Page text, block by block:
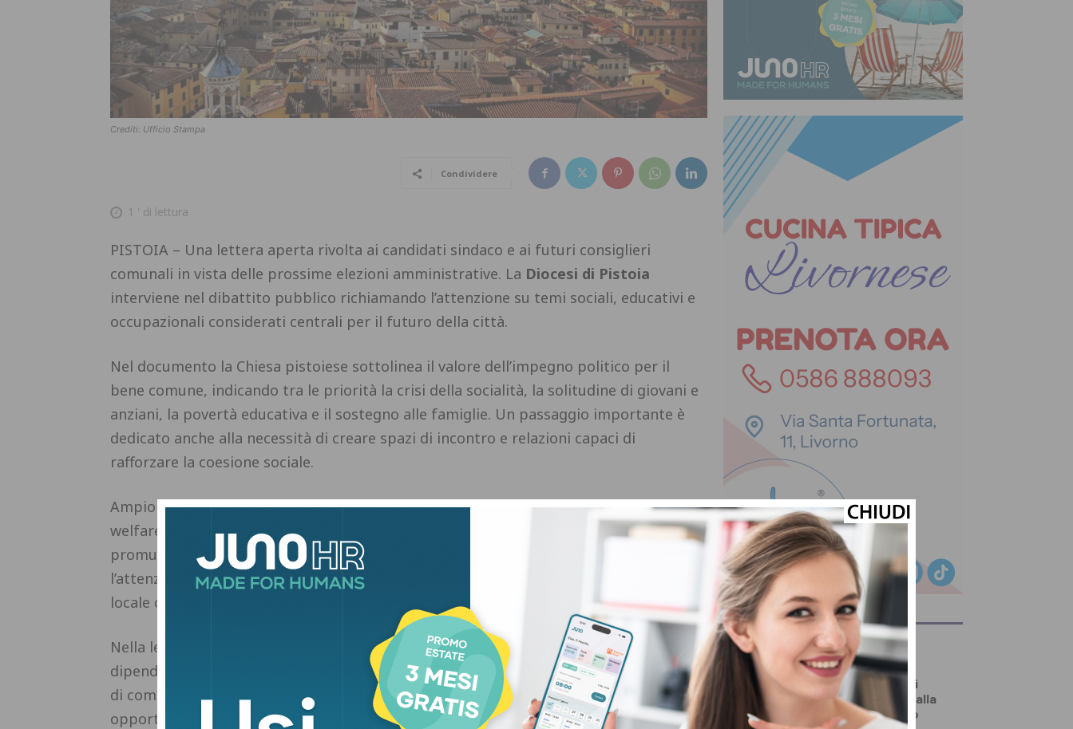
Crediti: Ufficio Stampa
Condividere
1 ' di lettura
PISTOIA – Una lettera aperta rivolta ai candidati sindaco e ai futuri consiglieri
comunali in vista delle prossime elezioni amministrative. La Diocesi di Pistoia
interviene nel dibattito pubblico richiamando l’attenzione su temi sociali, educativi e
occupazionali considerati centrali per il futuro della città.
Nel documento la Chiesa pistoiese sottolinea il valore dell’impegno politico per il
bene comune, indicando tra le priorità la crisi della socialità, la solitudine di giovani e
anziani, la povertà educativa e il sostegno alle famiglie. Un passaggio importante è
dedicato anche alla necessità di creare spazi di incontro e relazioni capaci di
rafforzare la coesione sociale.
Ampio spazio viene riservato anche al tema del lavoro, dell’immigrazione e del
welfare. La Diocesi evidenzia l’importanza di contrastare sfruttamento e precarietà,
promuovendo percorsi di integrazione lavorativa e formazione. Richiamata inoltre
l’attenzione sul ruolo del Terzo settore e sulla necessità di sostenere l’imprenditoria
locale come strumento di crescita sociale ed economica.
Nella lettera si parla anche di emergenza educativa, dispersione scolastica,
dipendenze e disagio giovanile. La Diocesi propone il rafforzamento dei patti educativi
di comunità tra scuole, associazioni e territorio per offrire ai giovani maggiori
opportunità formative e sociali.
ULTIMI ARTICOLI
DALLA TOSCANA
Un’altra giornata di
incendi di bosco, dalla
Toscana al Mugello